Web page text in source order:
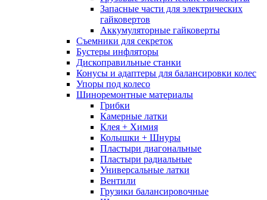
Запасные части для электрических
гайковертов
Аккумуляторные гайковерты
Съемники для секреток
Бустеры инфляторы
Дископравильные станки
Конусы и адаптеры для балансировки колес
Упоры под колесо
Шиноремонтные материалы
Грибки
Камерные латки
Клея + Химия
Колышки + Шнуры
Пластыри диагональные
Пластыри радиальные
Универсальные латки
Вентили
Грузики балансировочные